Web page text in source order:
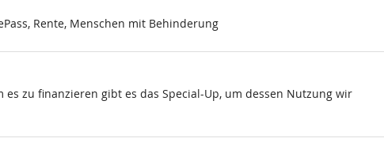
Rente, Menschen mit Behinderung
es zu finanzieren gibt es das Special-Up, um dessen Nutzung wir